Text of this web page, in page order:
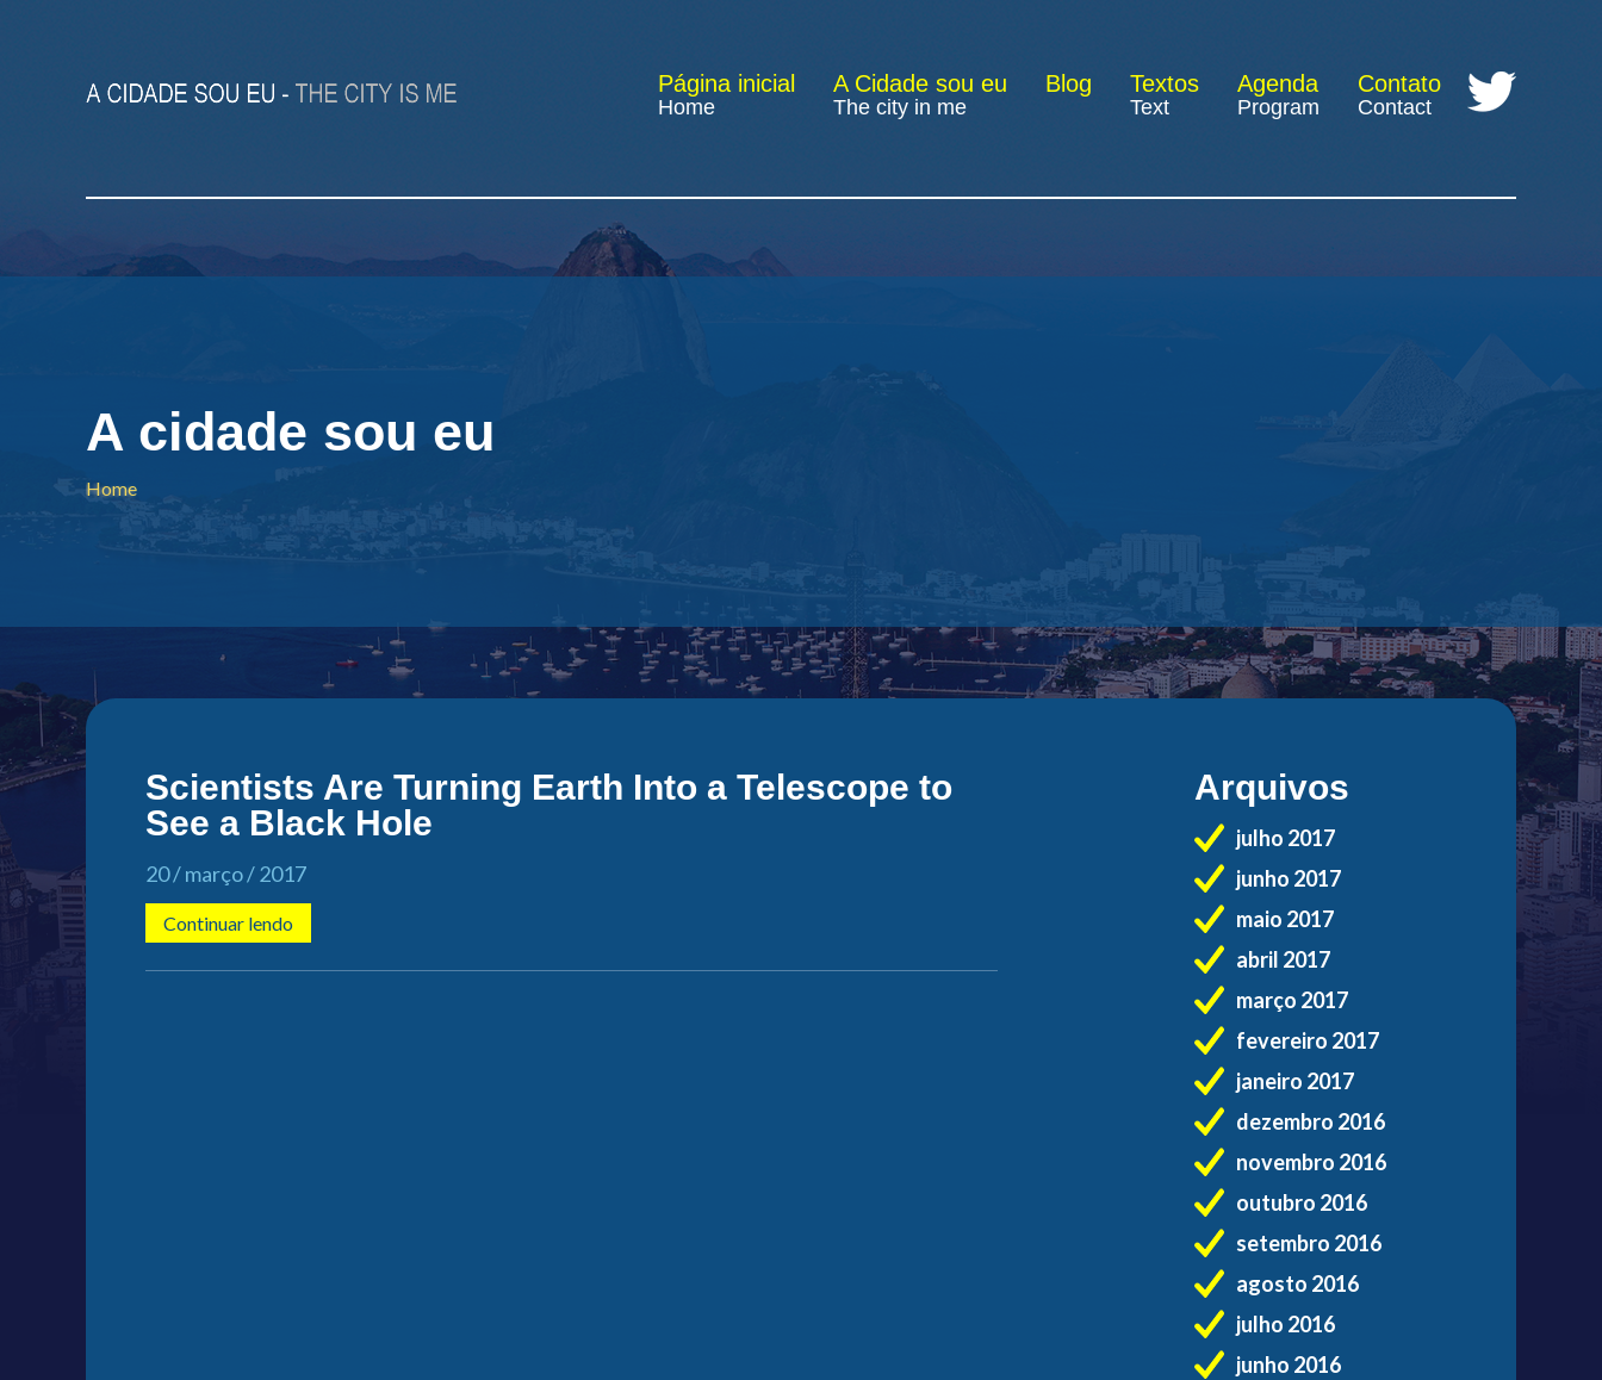
Página inicial
Home
A Cidade sou eu
The city in me
Blog Textos
Text
Agenda
Program
Contato
Contact
A cidade sou eu
Home
Scientists Are Turning Earth Into a Telescope to
See a Black Hole
20 / março / 2017
Continuar lendo
Arquivos
julho 2017
junho 2017
maio 2017
abril 2017
março 2017
fevereiro 2017
janeiro 2017
dezembro 2016
novembro 2016
outubro 2016
setembro 2016
agosto 2016
julho 2016
junho 2016